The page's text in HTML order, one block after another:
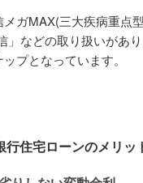
メガMAX(三大疾病重点
」などの取り扱いがあ
プとなっています。
行住宅ローンのメリッ